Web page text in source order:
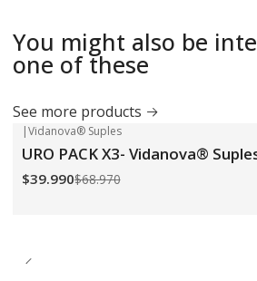
You might also be
one of these
See more products
-42%OFF
|Vidanova® Suples
URO PACK X3- Vidanova®
$39.990$68.970